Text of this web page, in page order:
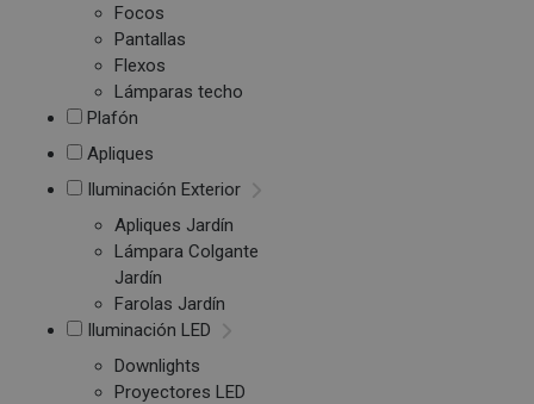
Focos
Pantallas
Flexos
Lámparas techo
Plafón
Apliques
Iluminación Exterior
Apliques Jardín
Lámpara Colgante
Jardín
Farolas Jardín
Iluminación LED
Downlights
Proyectores LED